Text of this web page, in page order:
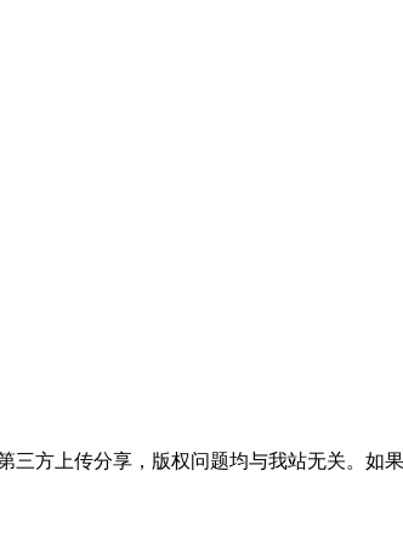
三方上传分享，版权问题均与我站无关。如